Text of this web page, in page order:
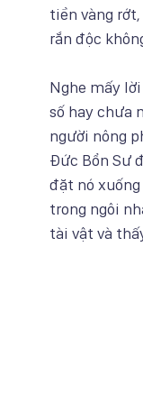
tiền vàng
rắn độc
Nghe mấy
số hay chưa
người nông
Đức Bổn Sư
đặt nó
trong ngôi
tài vật và